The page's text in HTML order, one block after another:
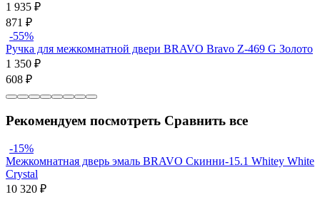
1 935 ₽
871 ₽
-55%
Ручка для межкомнатной двери BRAVO Bravo Z-469 G Золото
1 350 ₽
608 ₽
Рекомендуем посмотреть Сравнить все
-15%
Межкомнатная дверь эмаль BRAVO Скинни-15.1 Whitey White
Сrystal
10 320 ₽